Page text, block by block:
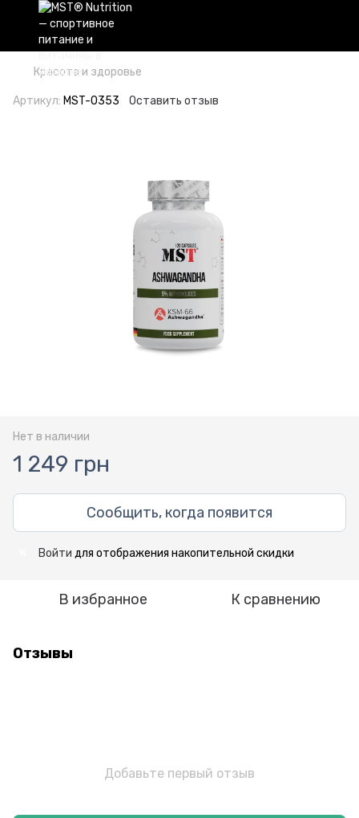
Красота и здоровье
Артикул: MST-0353 Оставить отзыв
Нет в наличии
1 249 грн
Сообщить, когда появится
Войти для отображения накопительной скидки
В избранное К сравнению
Отзывы
Добавьте первый отзыв